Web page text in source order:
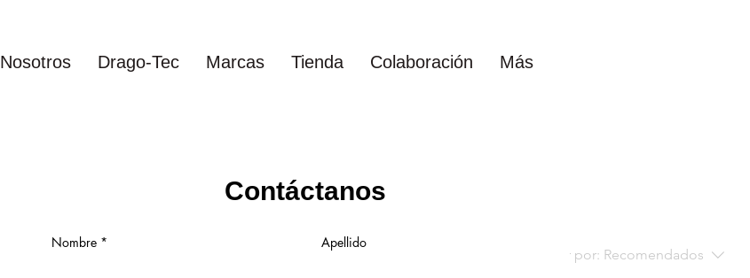
Nosotros Drago-Tec Marcas Tienda Colaboración Más
Ordenar por: Recomendados
Contáctanos
Nombre Apellido